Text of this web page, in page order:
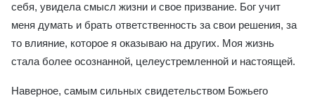
себя, увидела смысл жизни и свое призвание. Бог учит
меня думать и брать ответственность за свои решения, за
то влияние, которое я оказываю на других. Моя жизнь
стала более осознанной, целеустремленной и настоящей.
Наверное, самым сильных свидетельством Божьего